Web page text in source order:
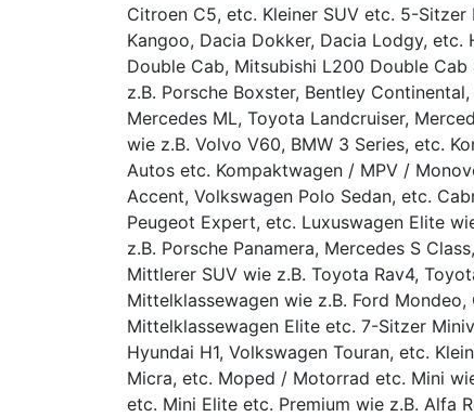
Citroen C5, etc. Kleiner SUV etc. 5-
Kangoo, Dacia Dokker, Dacia Lodgy,
Double Cab, Mitsubishi L200 Double
z.B. Porsche Boxster, Bentley
Mercedes ML, Toyota Landcruiser,
wie z.B. Volvo V60, BMW 3 Series, etc.
Autos etc. Kompaktwagen / MPV /
Accent, Volkswagen Polo Sedan, etc.
Peugeot Expert, etc. Luxuswagen Elite
z.B. Porsche Panamera, Mercedes S
Mittlerer SUV wie z.B. Toyota Rav4,
Mittelklassewagen wie z.B. Ford
Mittelklassewagen Elite etc. 7-Sitzer
Hyundai H1, Volkswagen Touran, etc.
Micra, etc. Moped / Motorrad etc. Mini
etc. Mini Elite etc. Premium wie z.B. Alfa